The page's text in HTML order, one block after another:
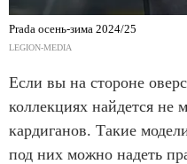
Prada осень-зима 2024/25
LEGION-MEDIA
Если вы на стороне
коллекциях найдется не
кардиганов. Такие
под них можно надеть